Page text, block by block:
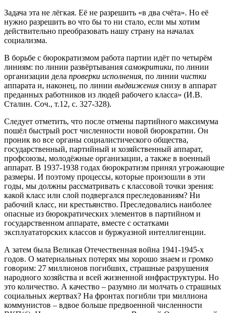
Задача эта не лёгкая. Её не разрешить «в два счёта». Но её
нужно разрешить во что бы то ни стало, если мы хотим
действительно преобразовать нашу страну на началах
социализма.
В борьбе с бюрократизмом работа партии идёт по четырём
линиям: по линии развёртывания самокритики, по линии
организации дела проверки исполнения, по линии чистки
аппарата и, наконец, по линии выдвижения снизу в аппарат
преданных работников из людей рабочего класса» (И.В.
Сталин. Соч., т.12, с. 327-328).
Следует отметить, что после отмены партийного максимума
пошёл быстрый рост численности новой бюрократии. Он
проник во все органы социалистического общества,
государственный, партийный и хозяйственный аппарат,
профсоюзы, молодёжные организации, а также в военный
аппарат. В 1937-1938 годах бюрократизм принял угрожающие
размеры. И поэтому процессы, которые произошли в эти
годы, мы должны рассматривать с классовой точки зрения:
какой класс или слой подвергался преследованиям? Ни
рабочий класс, ни крестьянство. Преследовались наиболее
опасные из бюрократических элементов в партийном и
государственном аппарате, вместе с остатками
эксплуататорских классов и буржуазной интеллигенции.
А затем была Великая Отечественная война 1941-1945-х
годов. О материальных потерях мы хорошо знаем и громко
говорим: 27 миллионов погибших, страшные разрушения
народного хозяйства и всей жизненной инфраструктуры. Но
это количество. А качество – разумно ли молчать о страшных
социальных жертвах? На фронтах погибли три миллиона
коммунистов – вдвое больше предвоенной численности